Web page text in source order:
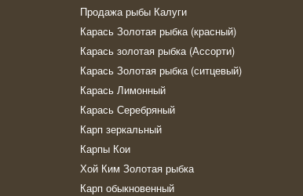
Продажа рыбы Калуги
Карась Золотая рыбка (красный)
Карась золотая рыбка (Ассорти)
Карась Золотая рыбка (ситцевый)
Карась Лимонный
Карась Серебряный
Карп зеркальный
Карпы Кои
Хой Ким Золотая рыбка
Карп обыкновенный